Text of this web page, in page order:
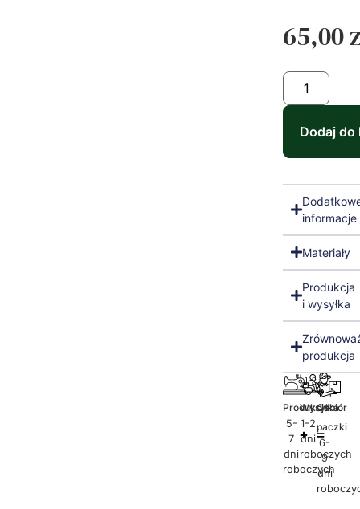
65,00
Dodaj do
informacje
Materiały
Produkcja
i wysyłka
produkcja
Produkcja
5-
7
dni
roboczych
Wysyłka
1-2
dni
roboczych
Odbiór
paczki
6-
9
dni